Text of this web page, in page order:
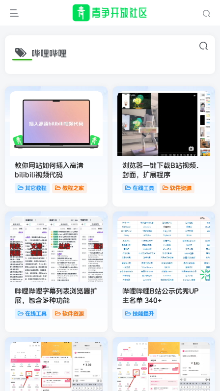
哔哩哔哩
教你网站如何插入高清
bilibili视频代码
其它教程 教程之家
浏览器一键下载B站视频、
封面，扩展程序
在线工具 软件资源
哔哩哔哩字幕列表浏览器扩
展，包含多种功能
在线工具 软件资源
哔哩哔哩B站公示优秀UP
主名单 340+
技能提升